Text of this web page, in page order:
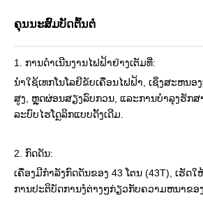
ຄຸນນະສົມບັດຕົ້ນຕໍ
1. ການດໍາເນີນງານໄຟຟ້າຢ່າງເຕັມທີ່:
ນໍາໃຊ້ເທກໂນໂລຍີຂັບເຄື່ອນໄຟຟ້າ, ເຊິ່ງສະຫນອ
ສູງ, ຫຼຸດຜ່ອນສຽງລົບກວນ, ແລະການບໍາລຸງຮັກ
ລະບົບໄຮໂດຼລິກແບບດັ້ງເດີມ.
2. ກົດດັນ:
ເຄື່ອງມີກໍາລັງກົດດັນຂອງ 43 ໂຕນ (43T), ເຮັດ
ການປະຕິບັດການງໍຕ່າງໆກ່ຽວກັບຄວາມຫນາຂອ